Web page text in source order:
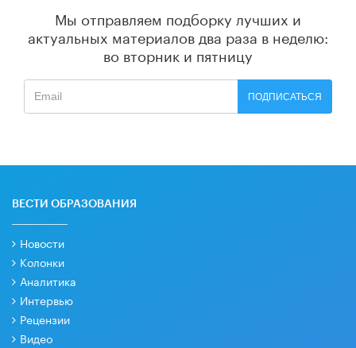
Мы отправляем подборку лучших и
актуальных материалов два раза в неделю:
во вторник и пятницу
ПОДПИСАТЬСЯ
ВЕСТИ ОБРАЗОВАНИЯ
Новости
Колонки
Аналитика
Интервью
Рецензии
Видео